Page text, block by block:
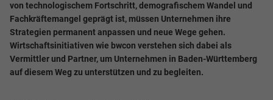
von technologischem Fortschritt, demografischem Wandel und
Fachkräftemangel geprägt ist, müssen Unternehmen ihre
Strategien permanent anpassen und neue Wege gehen.
Wirtschaftsinitiativen wie bwcon verstehen sich dabei als
Vermittler und Partner, um Unternehmen in Baden-Württemberg
auf diesem Weg zu unterstützen und zu begleiten.